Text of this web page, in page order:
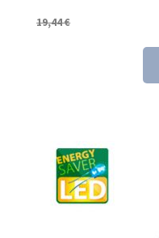
19,44€